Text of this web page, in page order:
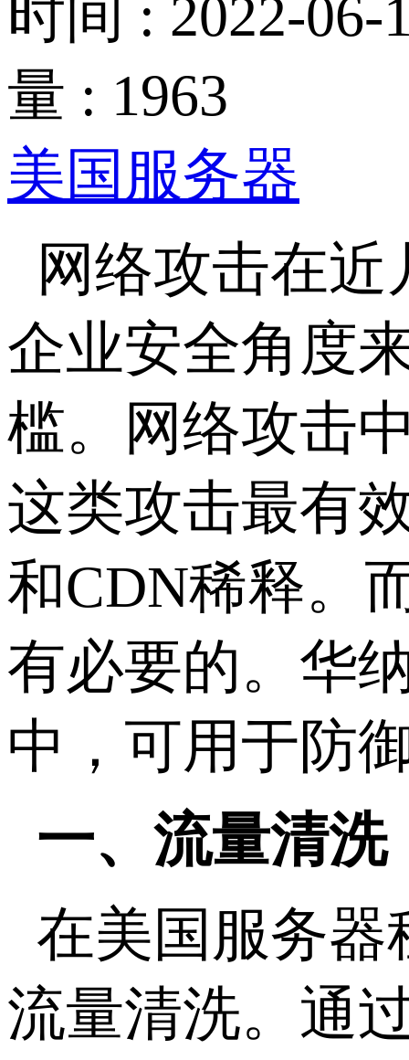
时间 : 2022-06-
量 : 1963
美国服务器
网络攻击在
企业安全角度
槛。网络攻击
这类攻击最有
和CDN稀释。
有必要的。华
中，可用于防
一、流量清洗
在美国服务器
流量清洗。通